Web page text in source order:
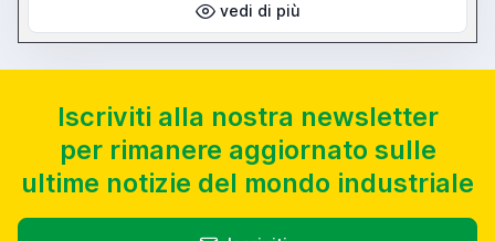
vedi di più
Iscriviti alla nostra newsletter
per rimanere aggiornato sulle
ultime notizie del mondo industriale